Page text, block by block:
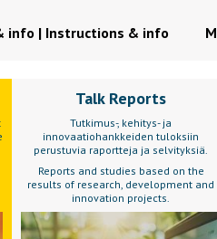
info | Instructions & info
Talk Reports
Tutkimus-, kehitys- ja
innovaatiohankkeiden tuloksiin
perustuvia raportteja ja selvityksiä.
Reports and studies based on the
results of research, development and
innovation projects.